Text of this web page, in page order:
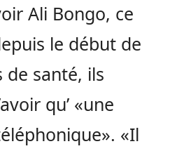
Ali Bongo, ce
le début de
de santé, ils
qu’ «une
«Il